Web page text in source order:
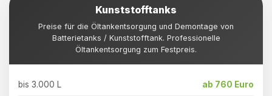
Kunststofftanks
Preise für die Öltankentsorgung und Demontage von
Batterietanks / Kunststofftank. Professionelle
Öltankentsorgung zum Festpreis.
bis 3.000 L ab 760 Euro